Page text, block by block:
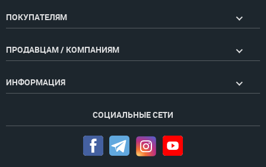
ПОКУПАТЕЛЯМ
ПРОДАВЦАМ / КОМПАНИЯМ
ИНФОРМАЦИЯ
СОЦИАЛЬНЫЕ СЕТИ